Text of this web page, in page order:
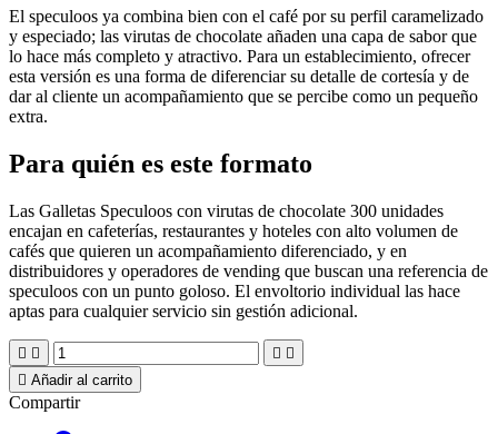
El speculoos ya combina bien con el café por su perfil caramelizado
y especiado; las virutas de chocolate añaden una capa de sabor que
lo hace más completo y atractivo. Para un establecimiento, ofrecer
esta versión es una forma de diferenciar su detalle de cortesía y de
dar al cliente un acompañamiento que se percibe como un pequeño
extra.
Para quién es este formato
Las Galletas Speculoos con virutas de chocolate 300 unidades
encajan en cafeterías, restaurantes y hoteles con alto volumen de
cafés que quieren un acompañamiento diferenciado, y en
distribuidores y operadores de vending que buscan una referencia de
speculoos con un punto goloso. El envoltorio individual las hace
aptas para cualquier servicio sin gestión adicional.
   
 Añadir al carrito
Compartir